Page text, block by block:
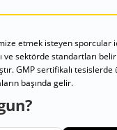
etmek isteyen
ve sektörde standartları
GMP sertifikalı
başında gelir.